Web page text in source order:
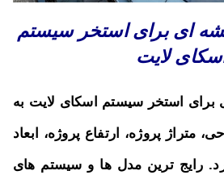
ای برای استخر سیستم
لایت
استخر سیستم اسکای لایت به
متراژ پروژه، ارتفاع پروژه، ابعاد
رایج ترین مدل ها و سیستم های